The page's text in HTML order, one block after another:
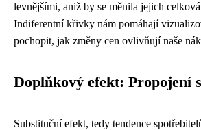
levnějšími, aniž by se měnila jejich
Indiferentní křivky nám pomáhají
pochopit, jak změny cen ovlivňují naše
Doplňkový efekt: Propojení
Substituční efekt, tedy tendence